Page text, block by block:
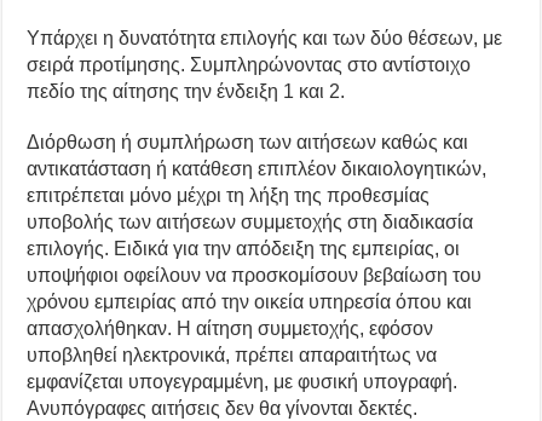
Υπάρχει η δυνατότητα επιλογής και των δύο θέσεων, με
σειρά προτίμησης. Συμπληρώνοντας στο αντίστοιχο
πεδίο της αίτησης την ένδειξη 1 και 2.
Διόρθωση ή συμπλήρωση των αιτήσεων καθώς και
αντικατάσταση ή κατάθεση επιπλέον δικαιολογητικών,
επιτρέπεται μόνο μέχρι τη λήξη της προθεσμίας
υποβολής των αιτήσεων συμμετοχής στη διαδικασία
επιλογής. Ειδικά για την απόδειξη της εμπειρίας, οι
υποψήφιοι οφείλουν να προσκομίσουν βεβαίωση του
χρόνου εμπειρίας από την οικεία υπηρεσία όπου και
απασχολήθηκαν. Η αίτηση συμμετοχής, εφόσον
υποβληθεί ηλεκτρονικά, πρέπει απαραιτήτως να
εμφανίζεται υπογεγραμμένη, με φυσική υπογραφή.
Ανυπόγραφες αιτήσεις δεν θα γίνονται δεκτές.